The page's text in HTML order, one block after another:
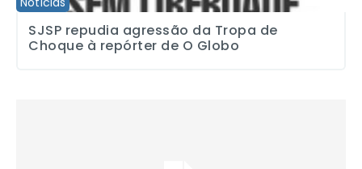
SJSP repudia agressão da Tropa de
Choque à repórter de O Globo